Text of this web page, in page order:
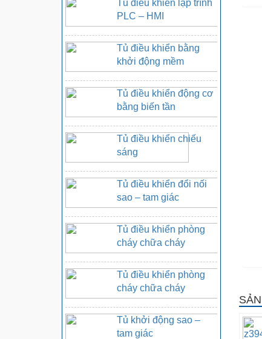
Tủ điều khiển lập trình
PLC – HMI
Tủ điều khiển bằng
khởi động mềm
Tủ điều khiển động cơ
bằng biến tần
Tủ điều khiển chiếu
sáng
Tủ điều khiển đổi nối
sao – tam giác
Tủ điều khiển phòng
cháy chữa cháy
Tủ điều khiển phòng
cháy chữa cháy
Tủ khởi động sao –
tam giác